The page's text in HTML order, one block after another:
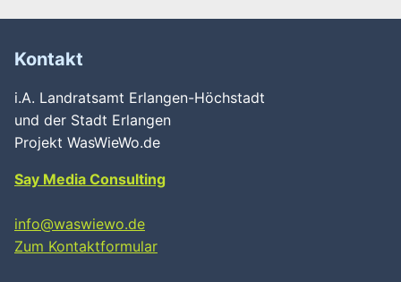
Wird geladen …
Kontakt
i.A. Landratsamt Erlangen-Höchstadt
und der Stadt Erlangen
Projekt WasWieWo.de
Say Media Consulting
info@waswiewo.de
Zum Kontaktformular